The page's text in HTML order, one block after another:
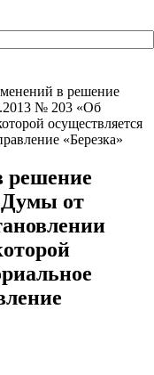
в решение
№ 203 «Об
осуществляется
«Березка»
решение
Думы от